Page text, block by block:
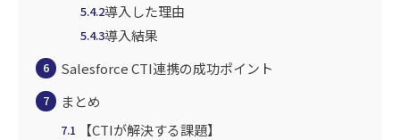
5.4.2導入した理由
5.4.3導入結果
6 Salesforce CTI連携の成功ポイント
7 まとめ
7.1 【CTIが解決する課題】